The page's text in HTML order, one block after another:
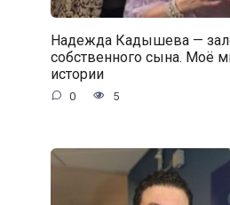
Надежда Кадышева —
собственного сына. Моё
истории
0 5